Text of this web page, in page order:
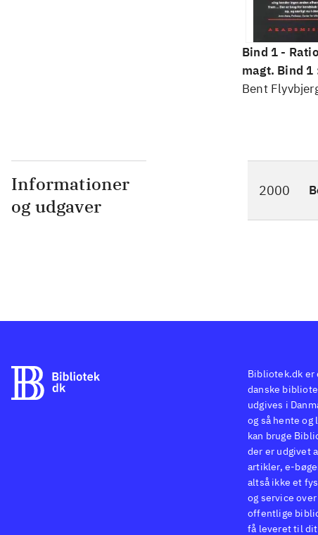
Bind 1 -
magt. Bind 1
konkretes
Bent
Informationer
og udgaver
2000
Bibliotek.dk er
danske
udgives i
og så hente og
kan bruge
der er udgivet
artikler, e-
altså ikke et
og service
offentlige
få leveret til